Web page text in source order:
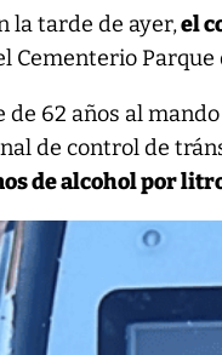
la tarde de ayer,el
Cementerio Parque
de 62 años al
de control de
de alcohol por